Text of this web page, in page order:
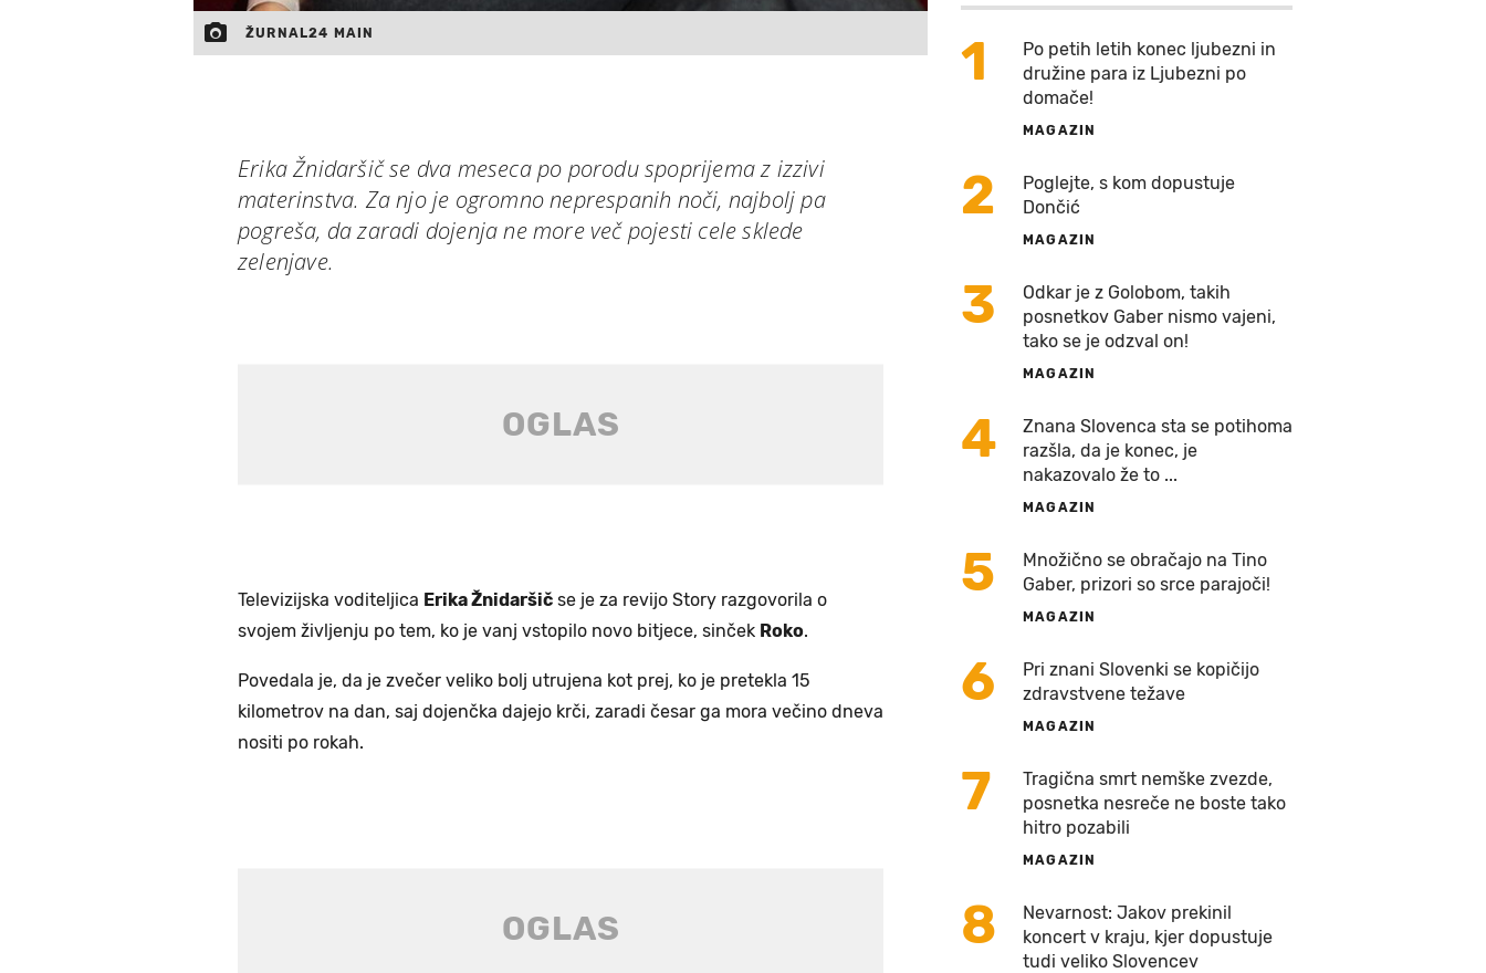
ŽURNAL24 MAIN
Erika Žnidaršič se dva meseca po porodu spoprijema z izzivi
materinstva. Za njo je ogromno neprespanih noči, najbolj pa
pogreša, da zaradi dojenja ne more več pojesti cele sklede
zelenjave.
Televizijska voditeljica Erika Žnidaršič se je za revijo Story razgovorila o
svojem življenju po tem, ko je vanj vstopilo novo bitjece, sinček Roko.
Povedala je, da je zvečer veliko bolj utrujena kot prej, ko je pretekla 15
kilometrov na dan, saj dojenčka dajejo krči, zaradi česar ga mora večino dneva
nositi po rokah.
1
Po petih letih konec ljubezni in
družine para iz Ljubezni po
domače!
MAGAZIN
2
Poglejte, s kom dopustuje
Dončić
MAGAZIN
3
Odkar je z Golobom, takih
posnetkov Gaber nismo vajeni,
tako se je odzval on!
MAGAZIN
4
Znana Slovenca sta se potihoma
razšla, da je konec, je
nakazovalo že to ...
MAGAZIN
5
Množično se obračajo na Tino
Gaber, prizori so srce parajoči!
MAGAZIN
6
Pri znani Slovenki se kopičijo
zdravstvene težave
MAGAZIN
7
Tragična smrt nemške zvezde,
posnetka nesreče ne boste tako
hitro pozabili
MAGAZIN
8
Nevarnost: Jakov prekinil
koncert v kraju, kjer dopustuje
tudi veliko Slovencev